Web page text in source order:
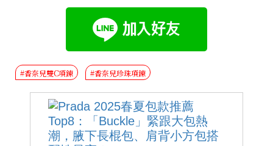
#香奈兒雙C項鍊 #香奈兒珍珠項鍊